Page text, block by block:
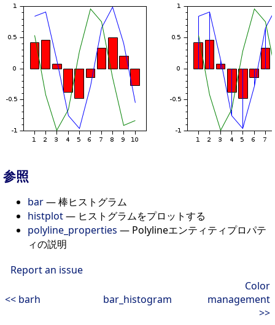
参照
bar— 棒ヒストグラム
histplot— ヒストグラムをプロットする
polyline_properties — Polylineエンティティプロパテ
ィの説明
Report an issue
<< barh bar_histogram
Color
management
>>